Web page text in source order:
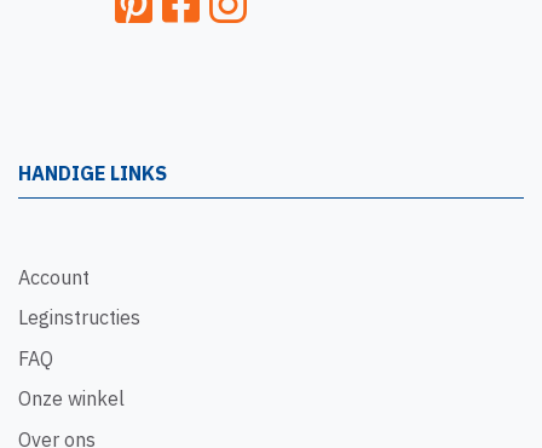
HANDIGE LINKS
Account
Leginstructies
FAQ
Onze winkel
Over ons